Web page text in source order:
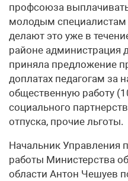
профсоюза
молодым
делают это уже в
районе администрация
приняла предложение
доплатах педагогам за
общественную работу
социального
отпуска, прочие льготы.
Начальник Управления
работы Министерства
области Антон Чешуев